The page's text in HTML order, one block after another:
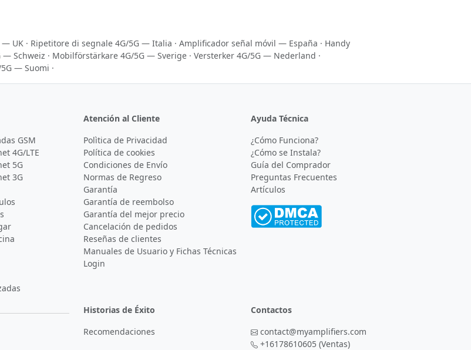
— UK · Ripetitore di segnale 4G/5G — Italia · Amplificador señal móvil — España · Handy
— Schweiz · Mobilförstärkare 4G/5G — Sverige · Versterker 4G/5G — Nederland ·
— Suomi ·
GSM
4G/LTE
5G
3G
Atención al Cliente
Polìtica de Privacidad
Política de cookies
Condiciones de Envío
Normas de Regreso
Garantía
Garantía de reembolso
Garantía del mejor precio
Cancelación de pedidos
Reseñas de clientes
Manuales de Usuario y Fichas Técnicas
Login
Ayuda Técnica
¿Cómo Funciona?
¿Cómo se Instala?
Guía del Comprador
Preguntas Frecuentes
Artículos
Historias de Éxito
Recomendaciones
Contactos
contact@myamplifiers.com
+16178610605 (Ventas)